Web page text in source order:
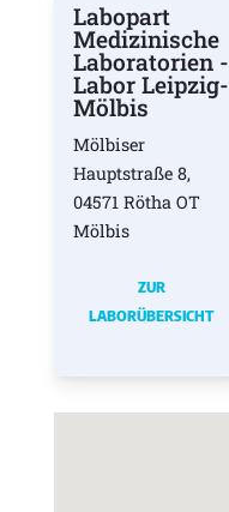
Labopart
Medizinische
Laboratorien -
Labor Leipzig-
Mölbis
Mölbiser
Hauptstraße 8,
04571 Rötha OT
Mölbis
ZUR
LABORÜBERSICHT